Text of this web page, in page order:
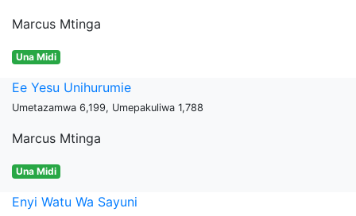
Marcus Mtinga
Una Midi
Ee Yesu Unihurumie
Umetazamwa 6,199, Umepakuliwa 1,788
Marcus Mtinga
Una Midi
Enyi Watu Wa Sayuni